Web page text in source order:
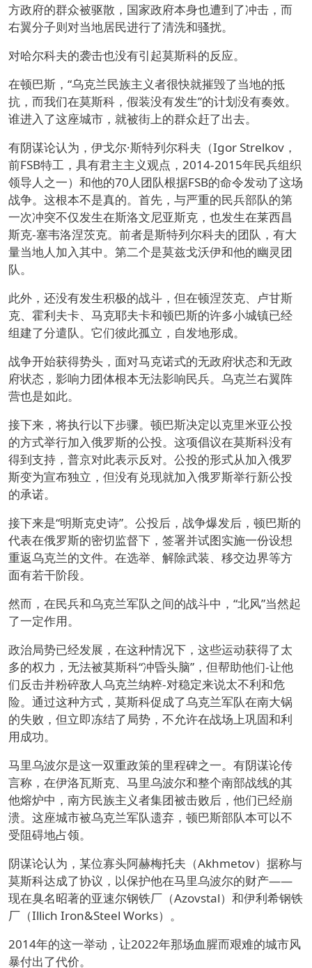
方政府的群众被驱散，国家政府本身也遭到了冲击，而
右翼分子则对当地居民进行了清洗和骚扰。
对哈尔科夫的袭击也没有引起莫斯科的反应。
在顿巴斯，“乌克兰民族主义者很快就摧毁了当地的抵
抗，而我们在莫斯科，假装没有发生”的计划没有奏效。
谁进入了这座城市，就被街上的群众赶了出去。
有阴谋论认为，伊戈尔·斯特列尔科夫（Igor Strelkov，
前FSB特工，具有君主主义观点，2014-2015年民兵组织
领导人之一）和他的70人团队根据FSB的命令发动了这场
战争。这根本不是真的。首先，与严重的民兵部队的第
一次冲突不仅发生在斯洛文尼亚斯克，也发生在莱西昌
斯克-塞韦洛涅茨克。前者是斯特列尔科夫的团队，有大
量当地人加入其中。第二个是莫兹戈沃伊和他的幽灵团
队。
此外，还没有发生积极的战斗，但在顿涅茨克、卢甘斯
克、霍利夫卡、马克耶夫卡和顿巴斯的许多小城镇已经
组建了分遣队。它们彼此孤立，自发地形成。
战争开始获得势头，面对马克诺式的无政府状态和无政
府状态，影响力团体根本无法影响民兵。乌克兰右翼阵
营也是如此。
接下来，将执行以下步骤。顿巴斯决定以克里米亚公投
的方式举行加入俄罗斯的公投。这项倡议在莫斯科没有
得到支持，普京对此表示反对。公投的形式从加入俄罗
斯变为宣布独立，但没有兑现就加入俄罗斯举行新公投
的承诺。
接下来是“明斯克史诗”。公投后，战争爆发后，顿巴斯的
代表在俄罗斯的密切监督下，签署并试图实施一份设想
重返乌克兰的文件。在选举、解除武装、移交边界等方
面有若干阶段。
然而，在民兵和乌克兰军队之间的战斗中，“北风”当然起
了一定作用。
政治局势已经发展，在这种情况下，这些运动获得了太
多的权力，无法被莫斯科“冲昏头脑”，但帮助他们-让他
们反击并粉碎敌人乌克兰纳粹-对稳定来说太不利和危
险。通过这种方式，莫斯科促成了乌克兰军队在南大锅
的失败，但立即冻结了局势，不允许在战场上巩固和利
用成功。
马里乌波尔是这一双重政策的里程碑之一。有阴谋论传
言称，在伊洛瓦斯克、马里乌波尔和整个南部战线的其
他熔炉中，南方民族主义者集团被击败后，他们已经崩
溃。这座城市被乌克兰军队遗弃，顿巴斯部队本可以不
受阻碍地占领。
阴谋论认为，某位寡头阿赫梅托夫（Akhmetov）据称与
莫斯科达成了协议，以保护他在马里乌波尔的财产——
现在臭名昭著的亚速尔钢铁厂（Azovstal）和伊利希钢铁
厂（Illich Iron&Steel Works）。
2014年的这一举动，让2022年那场血腥而艰难的城市风
暴付出了代价。